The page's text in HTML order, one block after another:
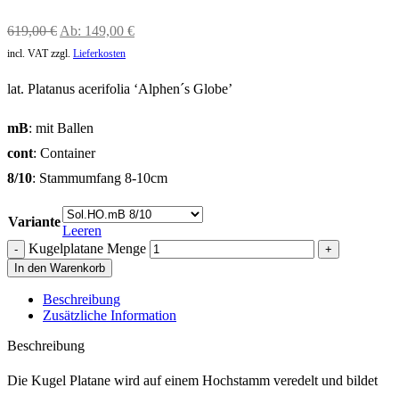
619,00€ Ab: 149,00 €
incl. VAT zzgl. Lieferkosten
lat. Platanus acerifolia ‘Alphen´s Globe’
mB: mit Ballen
cont: Container
8/10: Stammumfang 8-10cm
Variante
Leeren
Kugelplatane Menge
In den Warenkorb
Beschreibung
Zusätzliche Information
Beschreibung
Die Kugel Platane wird auf einem Hochstamm veredelt und bildet